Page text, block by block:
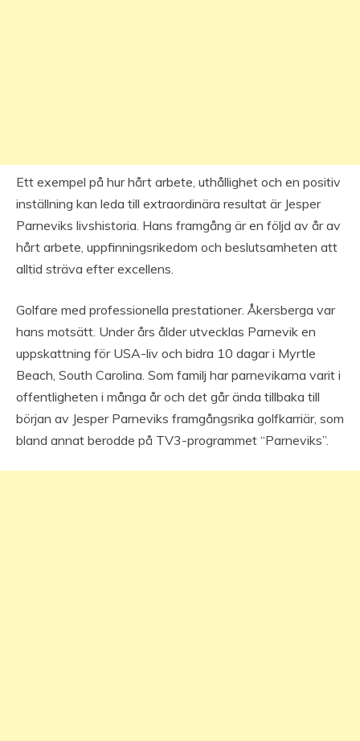
Ett exempel på hur hårt arbete, uthållighet och en positiv
inställning kan leda till extraordinära resultat är Jesper
Parneviks livshistoria. Hans framgång är en följd av år av
hårt arbete, uppfinningsrikedom och beslutsamheten att
alltid sträva efter excellens.
Golfare med professionella prestationer. Åkersberga var
hans motsätt. Under års ålder utvecklas Parnevik en
uppskattning för USA-liv och bidra 10 dagar i Myrtle
Beach, South Carolina. Som familj har parnevikarna varit i
offentligheten i många år och det går ända tillbaka till
början av Jesper Parneviks framgångsrika golfkarriär, som
bland annat berodde på TV3-programmet “Parneviks”.